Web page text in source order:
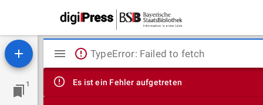
1
Mirador
Viewer
TypeError: Failed to fetch
Es ist ein Fehler aufgetreten